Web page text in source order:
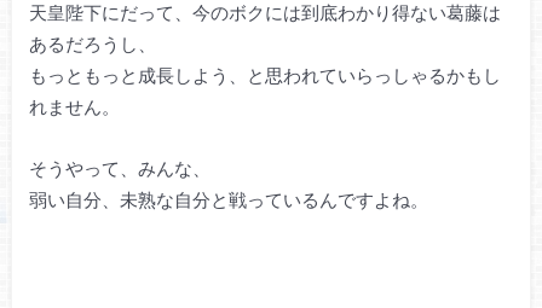
天皇陛下にだって、今のボクには到底わかり得ない葛藤は
あるだろうし、
もっともっと成長しよう、と思われていらっしゃるかもし
れません。
そうやって、みんな、
弱い自分、未熟な自分と戦っているんですよね。